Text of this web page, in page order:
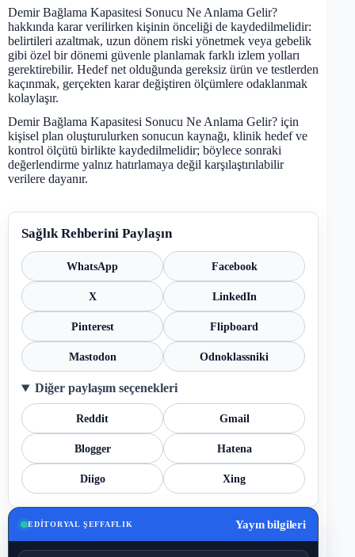
Demir Bağlama Kapasitesi Sonucu Ne Anlama Gelir?
hakkında karar verilirken kişinin önceliği de kaydedilmelidir:
belirtileri azaltmak, uzun dönem riski yönetmek veya gebelik
gibi özel bir dönemi güvenle planlamak farklı izlem yolları
gerektirebilir. Hedef net olduğunda gereksiz ürün ve testlerden
kaçınmak, gerçekten karar değiştiren ölçümlere odaklanmak
kolaylaşır.
Demir Bağlama Kapasitesi Sonucu Ne Anlama Gelir? için
kişisel plan oluşturulurken sonucun kaynağı, klinik hedef ve
kontrol ölçütü birlikte kaydedilmelidir; böylece sonraki
değerlendirme yalnız hatırlamaya değil karşılaştırılabilir
verilere dayanır.
Sağlık Rehberini Paylaşın
WhatsApp Facebook
X LinkedIn
Pinterest Flipboard
Mastodon Odnoklassniki
Diğer paylaşım seçenekleri
Reddit Gmail
Blogger Hatena
Diigo Xing
EDITORYAL ŞEFFAFLIK Yayın bilgileri